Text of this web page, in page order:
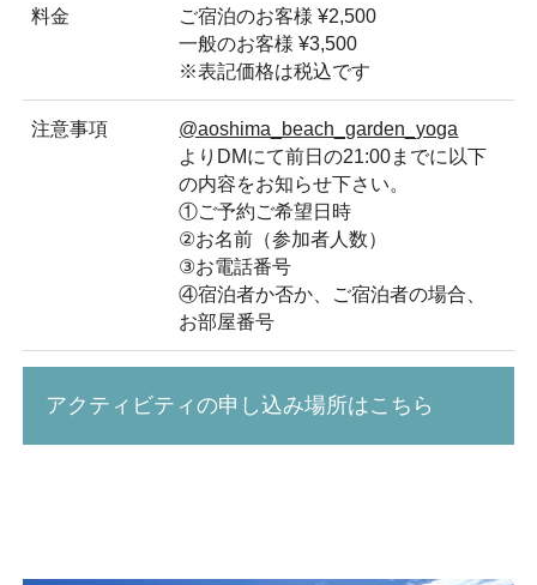
料金
ご宿泊のお客様 ¥2,500
一般のお客様 ¥3,500
※表記価格は税込です
注意事項
@aoshima_beach_garden_yoga
よりDMにて前日の21:00までに以下
の内容をお知らせ下さい。
①ご予約ご希望日時
②お名前（参加者人数）
③お電話番号
④宿泊者か否か、ご宿泊者の場合、
お部屋番号
アクティビティの申し込み場所はこちら